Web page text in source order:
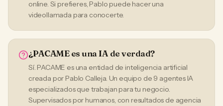
online. Si prefieres, Pablo puede hacer una
videollamada para conocerte.
¿PACAME es una IA de verdad?
Sí. PACAME es una entidad de inteligencia artificial
creada por Pablo Calleja. Un equipo de 9 agentes IA
especializados que trabajan para tu negocio.
Supervisados por humanos, con resultados de agencia